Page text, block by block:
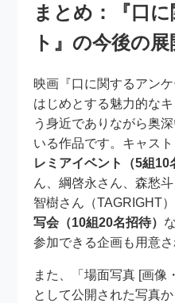
まとめ：『口
ト』の今後の
映画『口に関するアン
はじめとする魅力的な
う身近でありながら奥
いる作品です。キャス
レミアイベント（5組10
ん、綱啓永さん、森愁
智樹さん（TAGRIGHT
写会（10組20名招待）
参加できる企画も用意さ
また、「場面写真 [画像
として公開された写真